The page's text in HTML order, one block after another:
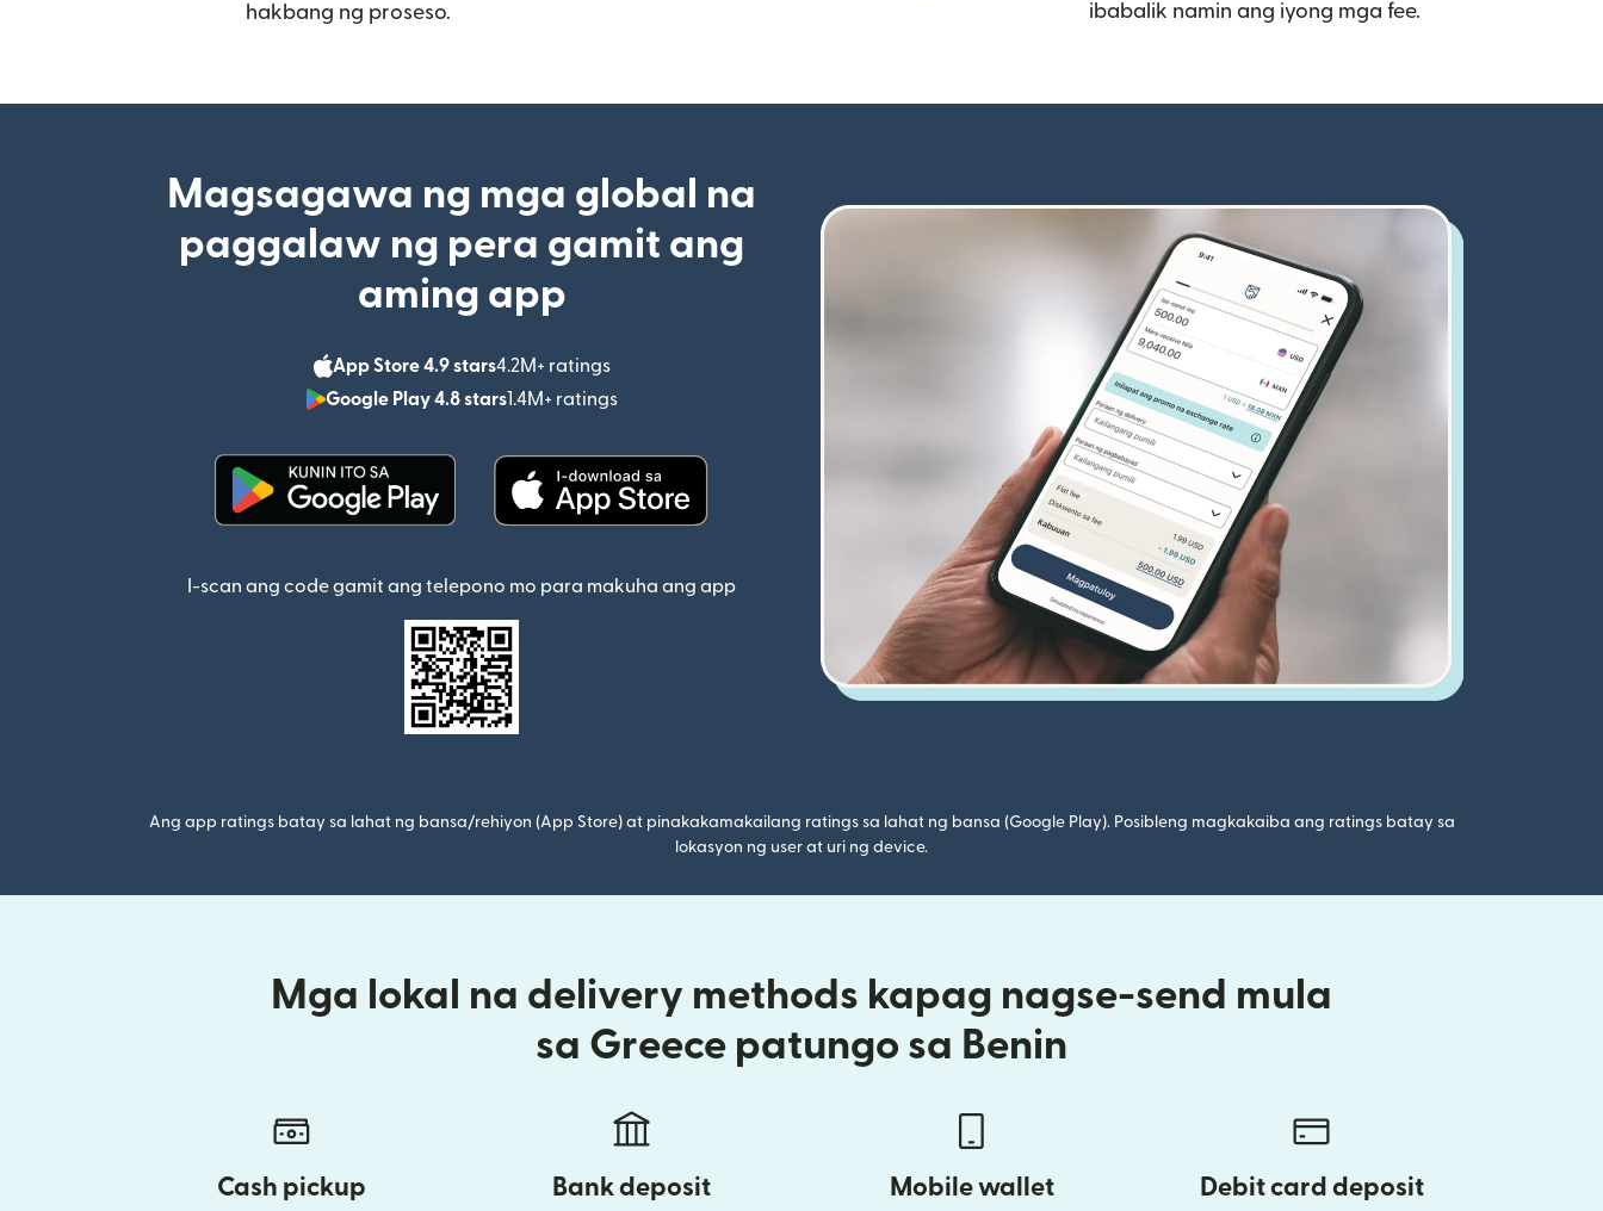
hakbang ng proseso.
ibabalik namin ang iyong mga fee.
Magsagawa ng mga global na
paggalaw ng pera gamit ang
aming app
App Store 4.9 stars4.2M+ ratings
(bubukas sa bagong window)
Google Play 4.8 stars1.4M+ ratings
(bubukas sa bagong window)
I-scan ang code gamit ang telepono mo para makuha ang app
Ang app ratings batay sa lahat ng bansa/rehiyon (App Store) at pinakakamakailang ratings sa lahat ng bansa (Google Play). Posibleng magkakaiba ang ratings batay sa
lokasyon ng user at uri ng device.
Mga lokal na delivery methods kapag nagse-send mula
sa Greece patungo sa Benin
Cash pickup Bank deposit Mobile wallet Debit card deposit